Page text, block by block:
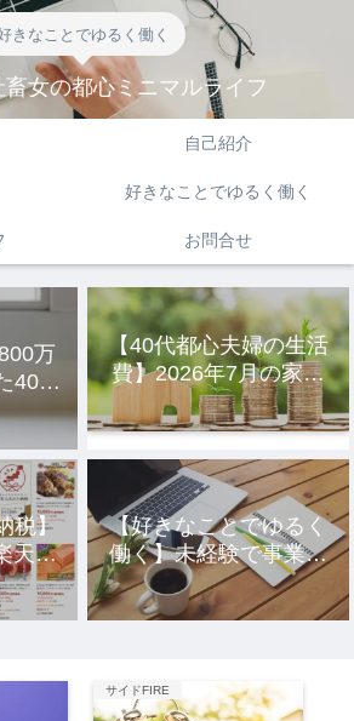
きなことでゆるく働く
女の都心ミニマルライフ
自己紹介
好きなことでゆるく働く
お問合せ
万
40代
開
【40代都心夫婦の生活
費】2026年7月の家計
簿公開
税】
天市
品10
【好きなことでゆるく
働く】未経験で事業を
立ち上げ10年、元社畜
アラサー女の話。
サイドFIRE